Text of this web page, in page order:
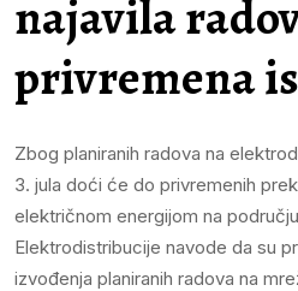
najavila
privremena
Zbog planiranih radova na
3. jula doći će do privremenih
električnom energijom na
Elektrodistribucije navode da su
izvođenja planiranih radova na